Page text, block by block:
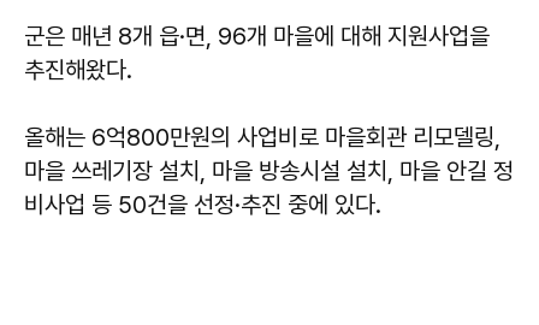
군은 매년 8개 읍·면, 96개 마을에 대해 지원사업을
추진해왔다.
올해는 6억800만원의 사업비로 마을회관 리모델링,
마을 쓰레기장 설치, 마을 방송시설 설치, 마을 안길 정
비사업 등 50건을 선정·추진 중에 있다.